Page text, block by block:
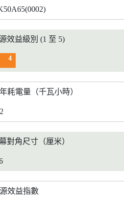
效益級別 (1 至 5)
4
耗電量（千瓦小時）
對角尺寸（厘米）
效益指數